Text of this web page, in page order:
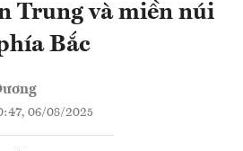
Trung và miền núi
Bắc
06/08/2025